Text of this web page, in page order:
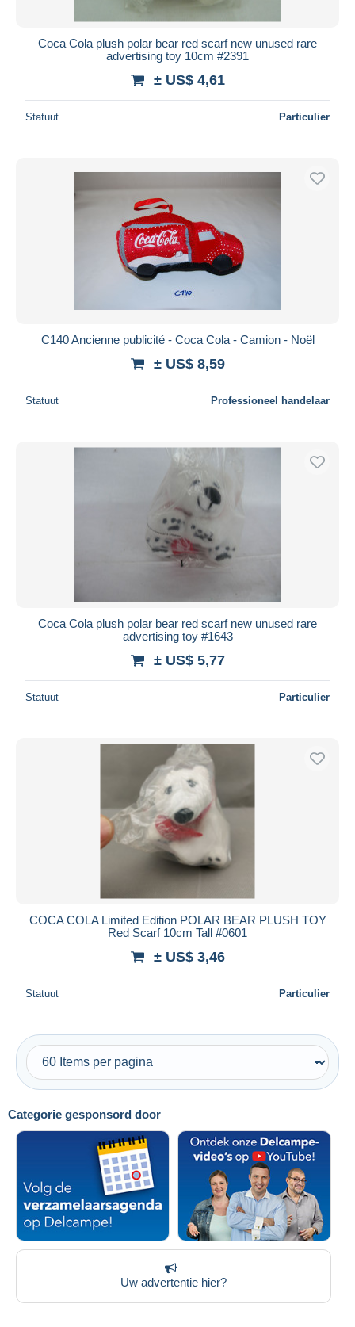
Eindigt binnen
Prijs
Gratis levering
Betaalmiddelen
PayPal
Bankoverschrijving
Bancontact
Woonplaats van de verkoper
Toepassen
Categorie gesponsord door
Uw advertentie hier?
Coca Cola plush polar bear red scarf new unused rare
advertising toy 10cm #2391
± US$ 4,61
Statuut Particulier
C140 Ancienne publicité - Coca Cola - Camion - Noël
± US$ 8,59
Statuut Professioneel handelaar
Coca Cola plush polar bear red scarf new unused rare
advertising toy #1643
± US$ 5,77
Statuut Particulier
COCA COLA Limited Edition POLAR BEAR PLUSH TOY
Red Scarf 10cm Tall #0601
± US$ 3,46
Statuut Particulier